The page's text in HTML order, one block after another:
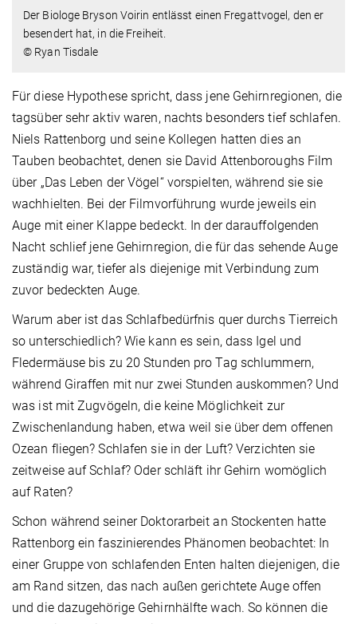
Der Biologe Bryson Voirin entlässt einen Fregattvogel, den er
besendert hat, in die Freiheit.
© Ryan Tisdale
Für diese Hypothese spricht, dass jene Gehirnregionen, die
tagsüber sehr aktiv waren, nachts besonders tief schlafen.
Niels Rattenborg und seine Kollegen hatten dies an
Tauben beobachtet, denen sie David Attenboroughs Film
über „Das Leben der Vögel“ vorspielten, während sie sie
wachhielten. Bei der Filmvorführung wurde jeweils ein
Auge mit einer Klappe bedeckt. In der darauffolgenden
Nacht schlief jene Gehirnregion, die für das sehende Auge
zuständig war, tiefer als diejenige mit Verbindung zum
zuvor bedeckten Auge.
Warum aber ist das Schlafbedürfnis quer durchs Tierreich
so unterschiedlich? Wie kann es sein, dass Igel und
Fledermäuse bis zu 20 Stunden pro Tag schlummern,
während Giraffen mit nur zwei Stunden auskommen? Und
was ist mit Zugvögeln, die keine Möglichkeit zur
Zwischenlandung haben, etwa weil sie über dem offenen
Ozean fliegen? Schlafen sie in der Luft? Verzichten sie
zeitweise auf Schlaf? Oder schläft ihr Gehirn womöglich
auf Raten?
Schon während seiner Doktorarbeit an Stockenten hatte
Rattenborg ein faszinierendes Phänomen beobachtet: In
einer Gruppe von schlafenden Enten halten diejenigen, die
am Rand sitzen, das nach außen gerichtete Auge offen
und die dazugehörige Gehirnhälfte wach. So können die